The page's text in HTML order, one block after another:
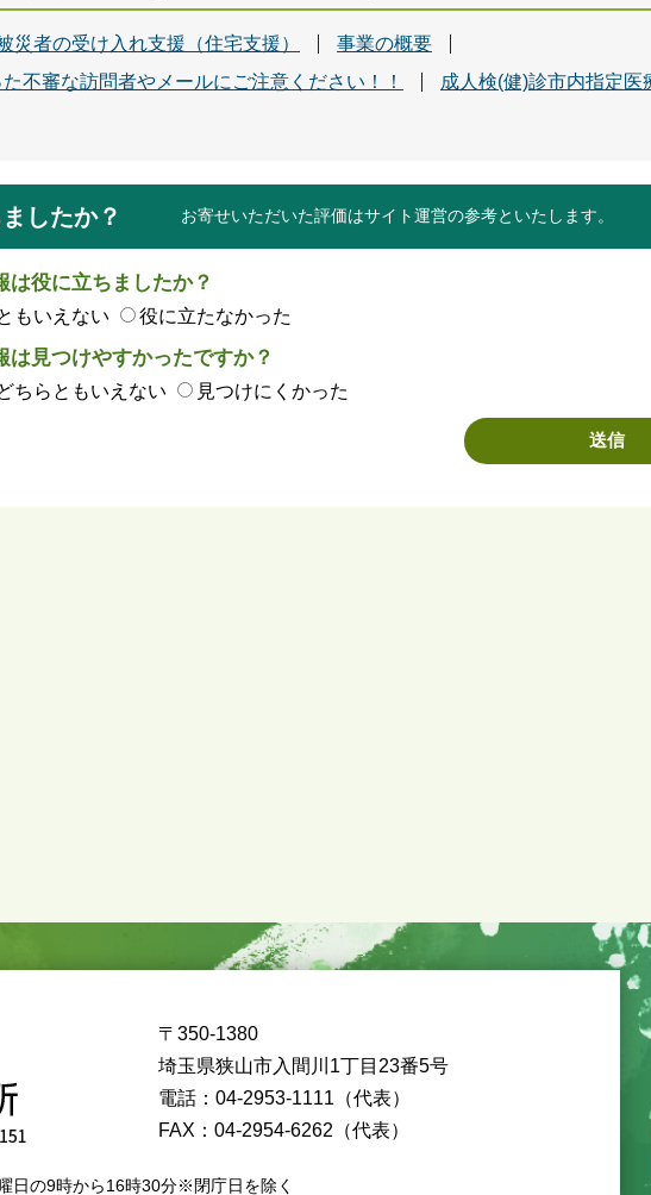
災者の受け入れ支援（住宅支援）
事業の概要
不審な訪問者やメールにご注意ください！！
成人検(健)診市内指定医
したか？ お寄せいただいた評価はサイト運営の参考といたします。
役に立ちましたか？
もいえない 役に立たなかった
見つけやすかったですか？
ちらともいえない 見つけにくかった
〒350-1380
埼玉県狭山市入間川1丁目23番5号
電話：04-2953-1111（代表）
FAX：04-2954-6262（代表）
日の9時から16時30分※閉庁日を除く